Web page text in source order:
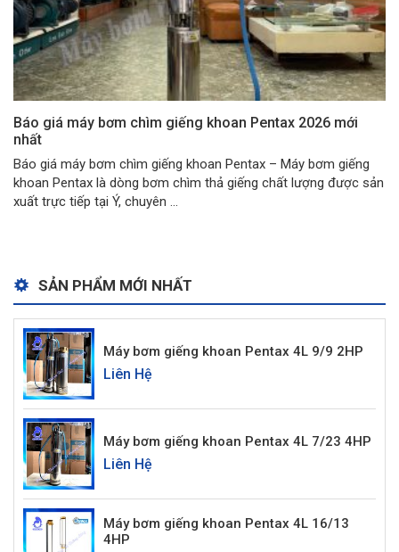
Báo giá máy bơm chìm giếng khoan Pentax 2026 mới
nhất
Báo giá máy bơm chìm giếng khoan Pentax – Máy bơm giếng
khoan Pentax là dòng bơm chìm thả giếng chất lượng được sản
xuất trực tiếp tại Ý, chuyên ...
SẢN PHẨM MỚI NHẤT
Máy bơm giếng khoan Pentax 4L 9/9 2HP
Liên Hệ
Máy bơm giếng khoan Pentax 4L 7/23 4HP
Liên Hệ
Máy bơm giếng khoan Pentax 4L 16/13
4HP